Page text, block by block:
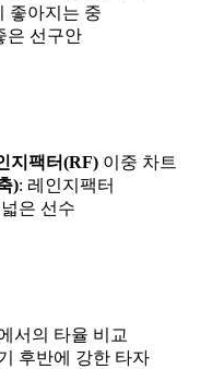
좋아지는 중
은 선구안
지팩터(RF) 이중 차트
): 레인지팩터
은 선수
서의 타율 비교
후반에 강한 타자